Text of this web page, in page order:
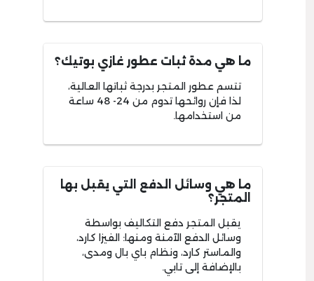
ما هي مدة ثبات عطور غازي بوتيك؟
تتسم عطور المتجر بدرجة ثباتها العالية،
لذا فإن روائحها تدوم من 24- 48 ساعة
من استخدامها.
ما هي وسائل الدفع التي يقبل بها
المتجر؟
يقبل المتجر دفع التكاليف بواسطة
وسائل الدفع الآمنة ومنها: الفيزا كارد،
والماستر كارد، ونظام باي بال ومدى،
بالإضافة إلى تابي.